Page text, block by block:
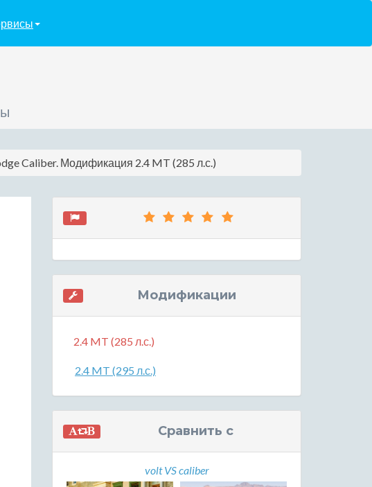
Caliber. Модификация 2.4 MT (285 л.с.)
Модификации
2.4 MT (285 л.с.)
2.4 MT (295 л.с.)
Сравнить с
volt VS caliber